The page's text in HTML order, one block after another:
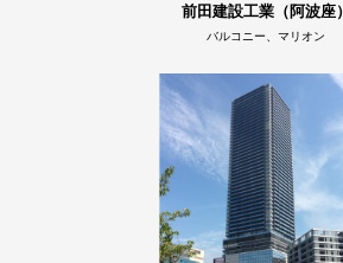
前田建設工業（阿波座）
バルコニー、マリオン